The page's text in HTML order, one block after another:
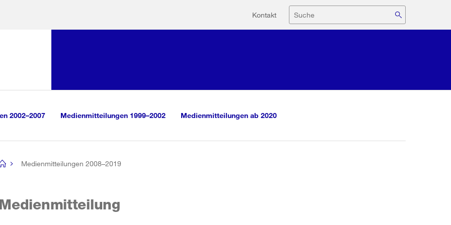
Hilfsnavigation
Kontakt Suche
2002–2007 Medienmitteilungen 1999–2002 Medienmitteilungen ab 2020
Medienmitteilungen 2008–2019